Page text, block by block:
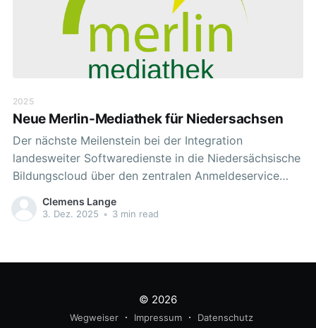
2025
Neue Merlin-Mediathek für Niedersachsen
Der nächste Meilenstein bei der Integration
landesweiter Softwaredienste in die Niedersächsische
Bildungscloud über den zentralen Anmeldeservice
moin.schule ist erreicht. Unter Federführung des NLQ
wurde die neue „Merlin-Mediathek“ ( https://merlin-
Schulnummer haben, angebunden. Was ist
Clemens Lange
3. Dez. 2025 • 3 min read
© 2026
Wegweiser Impressum Datenschutz